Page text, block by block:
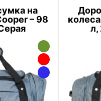
на
– 98
л,